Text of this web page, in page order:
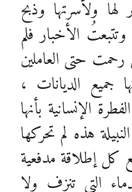
لها ولأسرتها وذبح
وتتبعتُ الأخبار فلم
حتى العاملين
جميع الديانات ،
الإنسانية بأنها
النبيلة هذه لم تحركها
إطلاقة مدفعية
التي تنزف ولا